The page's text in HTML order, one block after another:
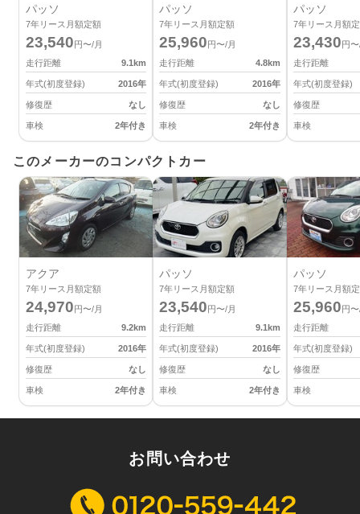
パッソ
7年リース月額定額
23,540円〜/月
走行距離
9.1km
年式(初度登録) 2016年
修復歴 なし
車検 2年付き
パッソ
7年リース月額定額
25,960円〜/月
走行距離
4.8km
年式(初度登録) 2016年
修復歴 なし
車検 2年付き
パッソ
7年リース月額
23,430円
走行距離
年式(初度登録)
修復歴
車検
このメーカーのコンパクトカー
アクア
7年リース月額定額
24,970円〜/月
走行距離
9.2km
年式(初度登録) 2016年
修復歴 なし
車検 2年付き
パッソ
7年リース月額定額
23,540円〜/月
走行距離
9.1km
年式(初度登録) 2016年
修復歴 なし
車検 2年付き
パッソ
7年リース月額
25,960円
走行距離
年式(初度登録)
修復歴
車検
お問い合わせ